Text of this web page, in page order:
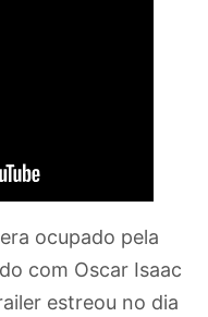
ocupado pela
com Oscar Isaac
estreou no dia